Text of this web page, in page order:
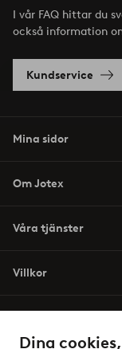
Dina
I vår FAQ hittar du
också information
Kundservice
Mina sidor
Om Jotex
Våra tjänster
Villkor